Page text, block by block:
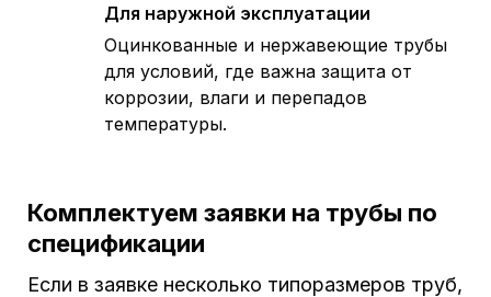
Для наружной эксплуатации
Оцинкованные и нержавеющие трубы
для условий, где важна защита от
коррозии, влаги и перепадов
температуры.
Комплектуем заявки на трубы по
спецификации
Если в заявке несколько типоразмеров труб,